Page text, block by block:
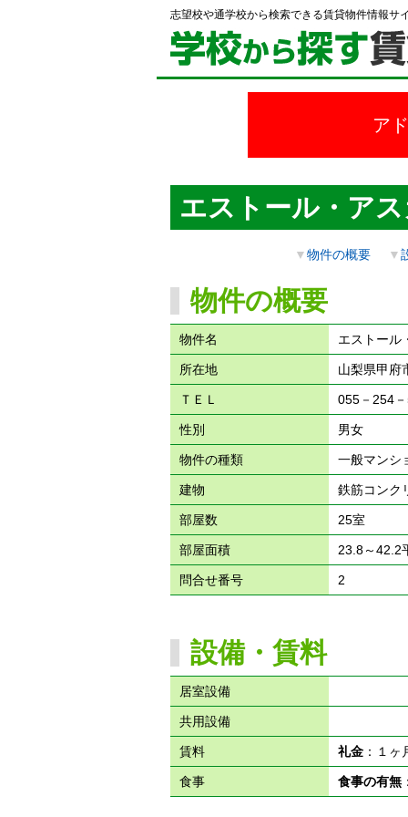
志望校や通学校から検索できる賃貸物件情報サ
ア
エストール・ア
▼物件の概要 ▼
物件の概要
物件名 エストール
所在地 山梨県甲府
ＴＥＬ 055－254
性別 男女
物件の種類 一般マンシ
建物 鉄筋コン
部屋数 25室
部屋面積 23.8～42.2
問合せ番号 2
設備・賃料
居室設備
共用設備
賃料 礼金：１
食事 食事の有無